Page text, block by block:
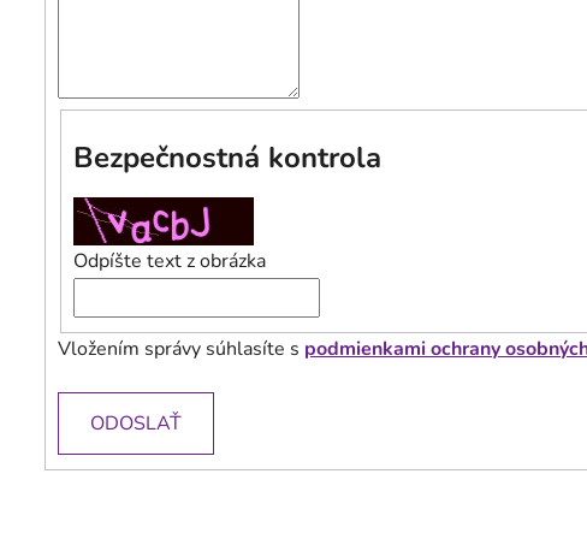
Bezpečnostná kontrola
Odpíšte text z obrázka
Vložením správy súhlasíte s podmienkami ochrany
ODOSLAŤ